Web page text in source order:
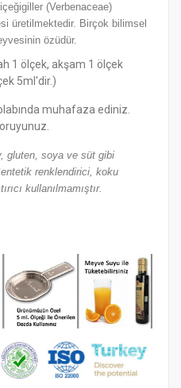
(Verbenaceae)
üretilmektedir. Birçok bilimsel
özüdür.
1 ölçek, akşam 1 ölçek
5ml'dir.)
muhafaza ediniz.
gluten, soya ve süt gibi
renklendirici, koku
kullanılmamıştır.